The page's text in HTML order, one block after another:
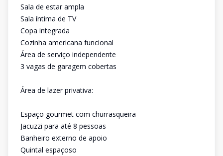
Sala de estar ampla
Sala íntima de TV
Copa integrada
Cozinha americana funcional
Área de serviço independente
3 vagas de garagem cobertas
Área de lazer privativa:
Espaço gourmet com churrasqueira
Jacuzzi para até 8 pessoas
Banheiro externo de apoio
Quintal espaçoso